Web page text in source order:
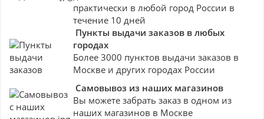
практически в любой город России в
течение 10 дней
Пункты выдачи заказов в любых
городах
Более 3000 пунктов выдачи заказов в
Москве и других городах России
Самовывоз из наших магазинов
Вы можете забрать заказ в одном из
наших магазинов в Москве